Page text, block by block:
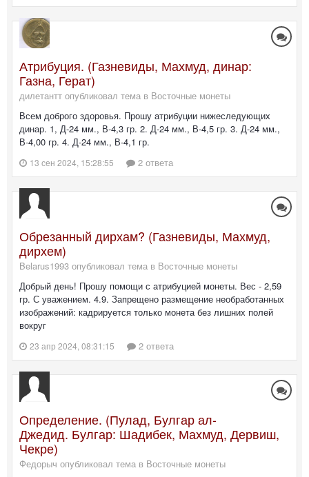
Атрибуция. (Газневиды, Махмуд, динар:
Газна, Герат)
дилетантт опубликовал тема в Восточные монеты
Всем доброго здоровья. Прошу атрибуции нижеследующих
динар. 1, Д-24 мм., В-4,3 гр. 2. Д-24 мм., В-4,5 гр. 3. Д-24 мм.,
В-4,00 гр. 4. Д-24 мм., В-4,1 гр.
13 сен 2024, 15:28:55 2 ответа
Обрезанный дирхам? (Газневиды, Махмуд,
дирхем)
Belarus1993 опубликовал тема в Восточные монеты
Добрый день! Прошу помощи с атрибуцией монеты. Вес - 2,59
гр. С уважением. 4.9. Запрещено размещение необработанных
изображений: кадрируется только монета без лишних полей
вокруг
23 апр 2024, 08:31:15 2 ответа
Определение. (Пулад, Булгар ал-
Джедид. Булгар: Шадибек, Махмуд, Дервиш,
Чекре)
Федорыч опубликовал тема в Восточные монеты